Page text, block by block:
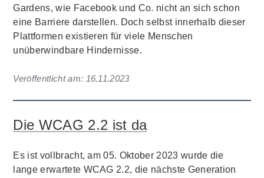
Gardens, wie Facebook und Co. nicht an sich schon
eine Barriere darstellen. Doch selbst innerhalb dieser
Plattformen existieren für viele Menschen
unüberwindbare Hindernisse.
Veröffentlicht am: 16.11.2023
Die WCAG 2.2 ist da
Es ist vollbracht, am 05. Oktober 2023 wurde die
lange erwartete WCAG 2.2, die nächste Generation